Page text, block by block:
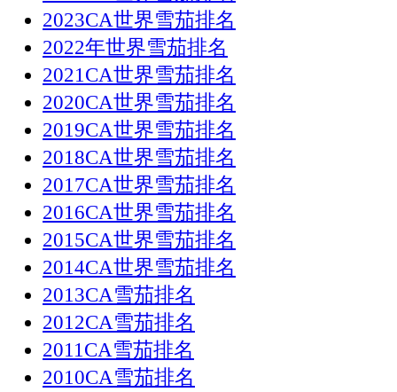
2023CA世界雪茄排名
2022年世界雪茄排名
2021CA世界雪茄排名
2020CA世界雪茄排名
2019CA世界雪茄排名
2018CA世界雪茄排名
2017CA世界雪茄排名
2016CA世界雪茄排名
2015CA世界雪茄排名
2014CA世界雪茄排名
2013CA雪茄排名
2012CA雪茄排名
2011CA雪茄排名
2010CA雪茄排名